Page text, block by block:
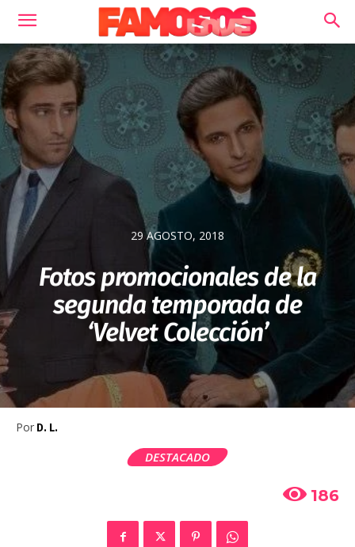
29 AGOSTO, 2018
Fotos promocionales de la
segunda temporada de
‘Velvet Colección’
Por D. L.
DESTACADO
186